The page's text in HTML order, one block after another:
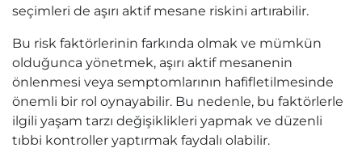
seçimleri de aşırı aktif mesane riskini artırabilir.
Bu risk faktörlerinin farkında olmak ve mümkün
olduğunca yönetmek, aşırı aktif mesanenin
önlenmesi veya semptomlarının hafifletilmesinde
önemli bir rol oynayabilir. Bu nedenle, bu faktörlerle
ilgili yaşam tarzı değişiklikleri yapmak ve düzenli
tıbbi kontroller yaptırmak faydalı olabilir.